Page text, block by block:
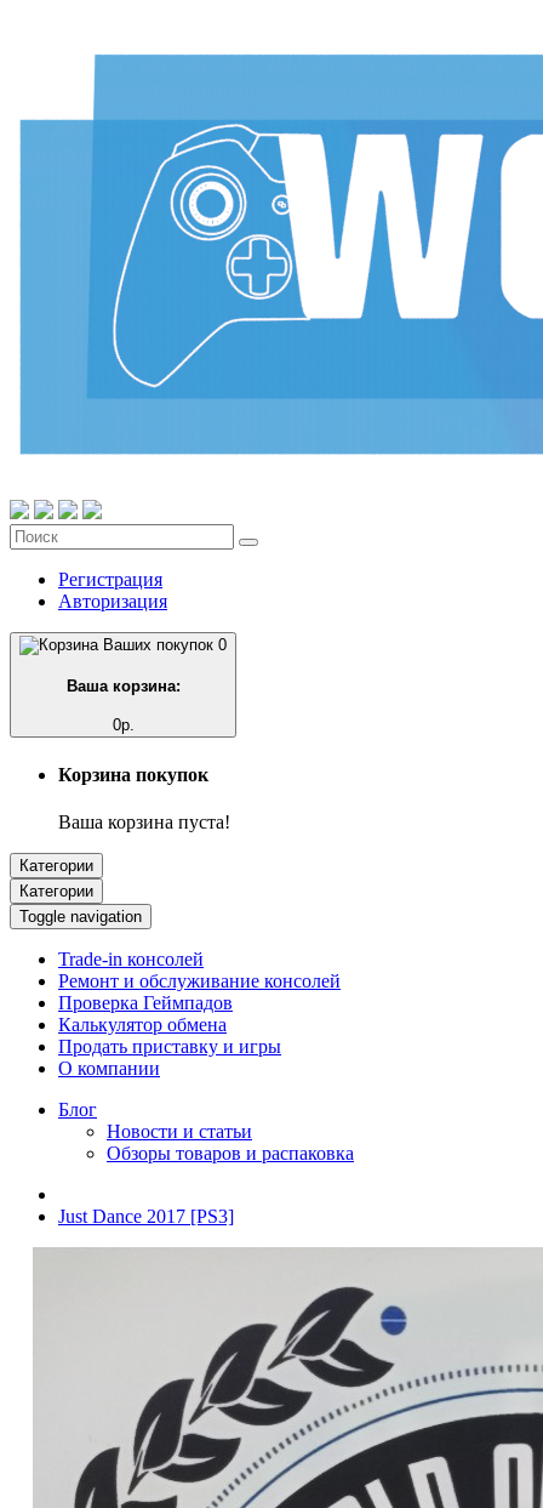
Регистрация
Авторизация
0
Ваша корзина:
0р.
Корзина покупок
Ваша корзина пуста!
Категории
Категории
Toggle navigation
Trade-in консолей
Ремонт и обслуживание консолей
Проверка Геймпадов
Калькулятор обмена
Продать приставку и игры
О компании
Блог
Новости и статьи
Обзоры товаров и распаковка
Just Dance 2017 [PS3]